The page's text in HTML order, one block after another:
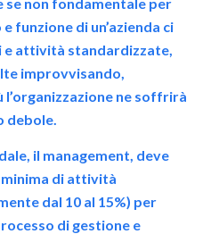
se non fondamentale per
funzione di un’azienda ci
e attività standardizzate,
improvvisando,
l’organizzazione ne soffrirà
debole.
il management, deve
di attività
dal 10 al 15%) per
di gestione e